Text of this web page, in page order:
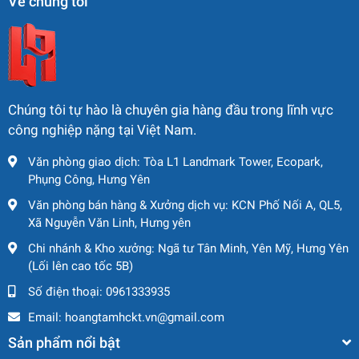
🔹 Kích thước & khả năng
linh hoạt
📏 Chiều rộng làm việc:
🔄Bán kính quay trong:
👉 Thiết kế tối ưu giúpxoay trở linh hoạt trong công
trường.
🔹 Khả năng di chuyển
🚜Tốc độ số 1:0 – 3,0 km/h
🚜 Tốc độ số 2:0 – 4,0 km/h
Tốc độ số 3:0 – 7,0 km/h
⛰Khả năng leo dốc:
✔ Có rung: 48%
Chúng tôi tự hào là chuyên gia hàng đầu trong lĩnh vực
công nghiệp nặng tại Việt Nam.
Văn phòng giao dịch: Tòa L1 Landmark Tower, Ecopark,
Phụng Công, Hưng Yên
Văn phòng bán hàng & Xưởng dịch vụ: KCN Phố Nối A, QL5,
Xã Nguyễn Văn Linh, Hưng yên
Chi nhánh & Kho xưởng: Ngã tư Tân Minh, Yên Mỹ, Hưng Yên
(Lối lên cao tốc 5B)
Số điện thoại: 0961333935
Email: hoangtamhckt.vn@gmail.com
Sản phẩm nổi bật